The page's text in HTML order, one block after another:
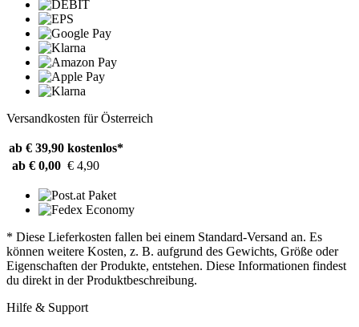
Versandkosten für Österreich
ab € 39,90 kostenlos*
ab € 0,00 € 4,90
* Diese Lieferkosten fallen bei einem Standard-Versand an. Es
können weitere Kosten, z. B. aufgrund des Gewichts, Größe oder
Eigenschaften der Produkte, entstehen. Diese Informationen findest
du direkt in der Produktbeschreibung.
Hilfe & Support